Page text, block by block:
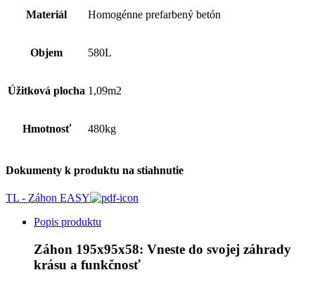
Materiál Homogénne prefarbený betón
Objem 580L
Úžitková plocha 1,09m2
Hmotnosť 480kg
Dokumenty k produktu na stiahnutie
TL - Záhon EASY
Popis produktu
Záhon 195x95x58: Vneste do svojej záhrady
krásu a funkčnosť